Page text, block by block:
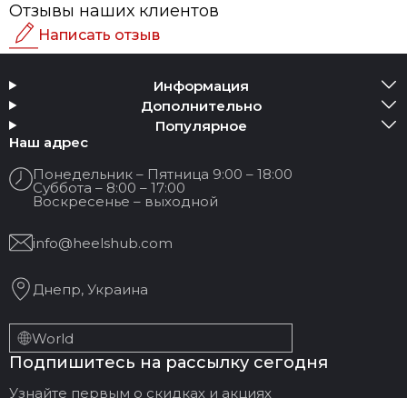
Отзывы наших клиентов
Написать отзыв
Добавить медиа
Ваше имя:
Ваш Email
Заголовок отзыва
Ваш отзыв:
Информация
Дополнительно
Популярное
Наш адрес
Понедельник – Пятница 9:00 – 18:00
Суббота – 8:00 – 17:00
Воскресенье – выходной
info@heelshub.com
Днепр, Украина
World
Подпишитесь на рассылку сегодня
Узнайте первым о скидках и акциях